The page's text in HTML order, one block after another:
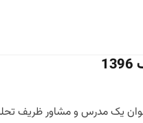
ارتباط موثر و تحلیل زبان بدن دکترظریف